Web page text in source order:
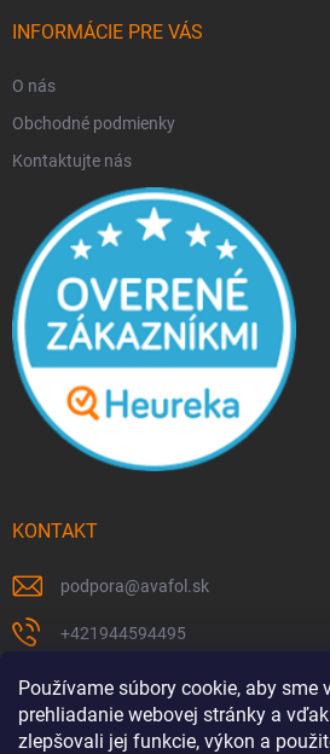
Používame súbory cookie, aby sme
prehliadanie webovej stránky a
zlepšovali jej funkcie, výkon a
INFORMÁCIE PRE VÁS
O nás
Obchodné podmienky
Kontaktujte nás
KONTAKT
podpora@avafol.sk
+421944594495
https://www.facebook.com/p/
avafol.sk/